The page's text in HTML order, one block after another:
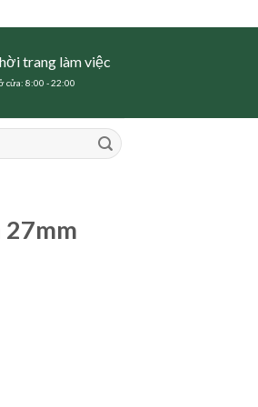
trang làm việc
cửa: 8:00 - 22:00
27mm